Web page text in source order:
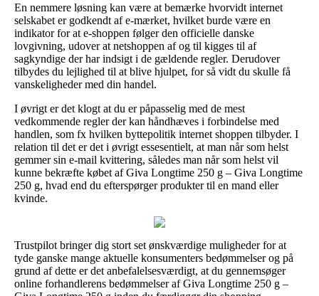
En nemmere løsning kan være at bemærke hvorvidt internet
selskabet er godkendt af e-mærket, hvilket burde være en
indikator for at e-shoppen følger den officielle danske
lovgivning, udover at netshoppen af og til kigges til af
sagkyndige der har indsigt i de gældende regler. Derudover
tilbydes du lejlighed til at blive hjulpet, for så vidt du skulle få
vanskeligheder med din handel.
I øvrigt er det klogt at du er påpasselig med de mest
vedkommende regler der kan håndhæves i forbindelse med
handlen, som fx hvilken byttepolitik internet shoppen tilbyder. I
relation til det er det i øvrigt essesentielt, at man når som helst
gemmer sin e-mail kvittering, således man når som helst vil
kunne bekræfte købet af Giva Longtime 250 g – Giva Longtime
250 g, hvad end du efterspørger produkter til en mand eller
kvinde.
Trustpilot bringer dig stort set ønskværdige muligheder for at
tyde ganske mange aktuelle konsumenters bedømmelser og på
grund af dette er det anbefalelsesværdigt, at du gennemsøger
online forhandlerens bedømmelser af Giva Longtime 250 g –